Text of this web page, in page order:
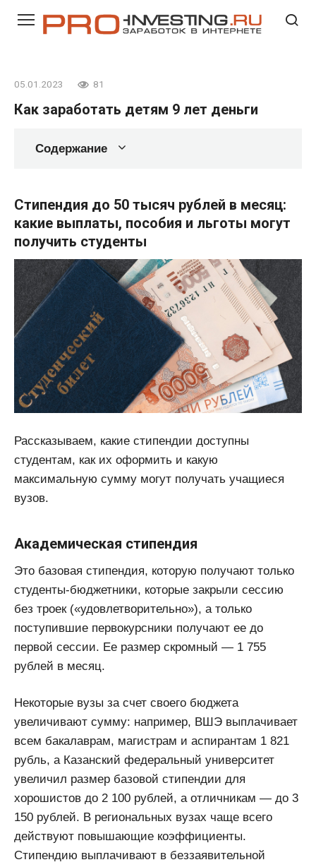
05.01.2023 81
Как заработать детям 9 лет деньги
Содержание
Стипендия до 50 тысяч рублей в месяц:
какие выплаты, пособия и льготы могут
получить студенты
Рассказываем, какие стипендии доступны
студентам, как их оформить и какую
максимальную сумму могут получать учащиеся
вузов.
Академическая стипендия
Это базовая стипендия, которую получают только
студенты-бюджетники, которые закрыли сессию
без троек («удовлетворительно»), а только
поступившие первокурсники получают ее до
первой сессии. Ее размер скромный — 1 755
рублей в месяц.
Некоторые вузы за счет своего бюджета
увеличивают сумму: например, ВШЭ выплачивает
всем бакалаврам, магистрам и аспирантам 1 821
рубль, а Казанский федеральный университет
увеличил размер базовой стипендии для
хорошистов до 2 100 рублей, а отличникам — до 3
150 рублей. В региональных вузах чаще всего
действуют повышающие коэффициенты.
Стипендию выплачивают в беззаявительной